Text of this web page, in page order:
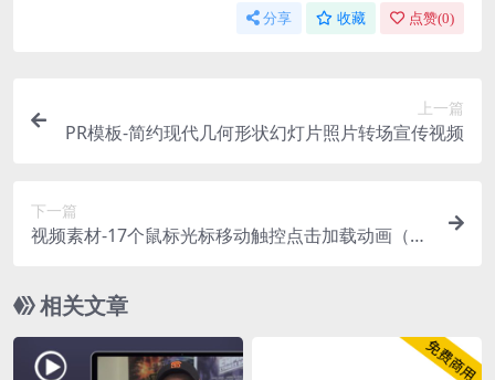
分享 收藏 点赞(0)
上一篇
PR模板-简约现代几何形状幻灯片照片转场宣传视频
下一篇
视频素材-17个鼠标光标移动触控点击加载动画（有
相关文章